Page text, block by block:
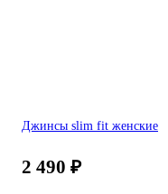
Джинсы slim fit женские
2 490 ₽